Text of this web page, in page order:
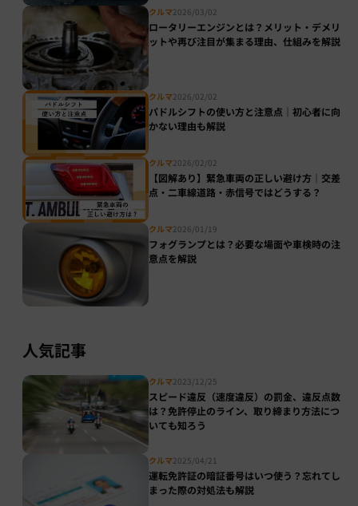
クルマ2026/03/02
ロータリーエンジンとは？メリット・デメリ
ットや再び注目が集まる理由、仕組みを解説
クルマ2026/02/02
パドルシフトの使い方と注意点｜初心者に向
かない理由も解説
クルマ2026/02/02
【図解あり】緊急車両の正しい避け方｜交差
点・二車線道路・赤信号ではどうする？
クルマ2026/01/19
フォグランプとは？必要な場面や車検時の注
意点を解説
人気記事
クルマ2023/12/25
スピード違反（速度違反）の罰金、違反点数
は？免許停止のライン、取り締まり方法につ
いても知ろう
クルマ2025/04/21
運転免許証の暗証番号はいつ使う？忘れてし
まった際の対処法も解説